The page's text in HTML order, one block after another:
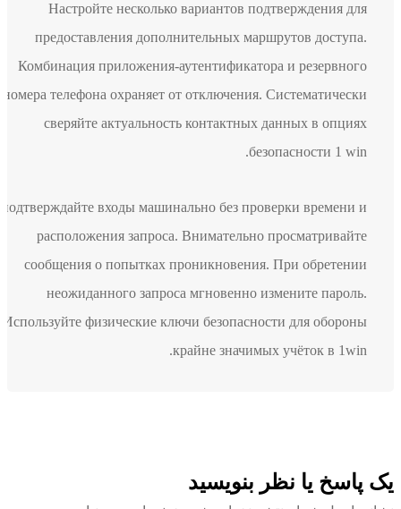
Настройте несколько вариантов подтверждения для
предоставления дополнительных маршрутов доступа.
Комбинация приложения-аутентификатора и резервного
номера телефона охраняет от отключения. Систематически
сверяйте актуальность контактных данных в опциях
безопасности 1 win.
Не подтверждайте входы машинально без проверки времени и
расположения запроса. Внимательно просматривайте
сообщения о попытках проникновения. При обретении
неожиданного запроса мгновенно измените пароль.
Используйте физические ключи безопасности для обороны
крайне значимых учёток в 1win.
یا نظر بنویسید